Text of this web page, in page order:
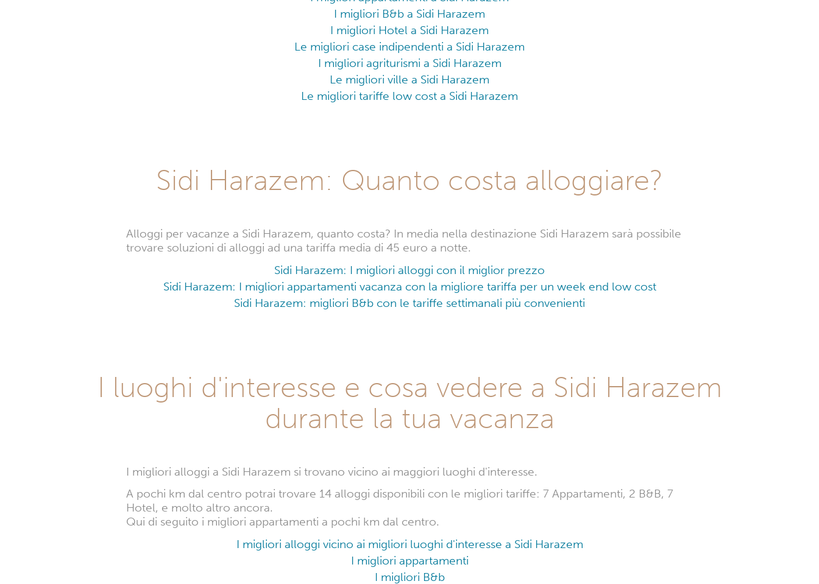
I migliori B&b a Sidi Harazem
I migliori Hotel a Sidi Harazem
Le migliori case indipendenti a Sidi Harazem
I migliori agriturismi a Sidi Harazem
Le migliori ville a Sidi Harazem
Le migliori tariffe low cost a Sidi Harazem
Sidi Harazem: Quanto costa alloggiare?
Alloggi per vacanze a Sidi Harazem, quanto costa? In media nella destinazione Sidi Harazem sarà possibile
trovare soluzioni di alloggi ad una tariffa media di 45 euro a notte.
Sidi Harazem: I migliori alloggi con il miglior prezzo
Sidi Harazem: I migliori appartamenti vacanza con la migliore tariffa per un week end low cost
Sidi Harazem: migliori B&b con le tariffe settimanali più convenienti
I luoghi d'interesse e cosa vedere a Sidi Harazem
durante la tua vacanza
I migliori alloggi a Sidi Harazem si trovano vicino ai maggiori luoghi d'interesse.
A pochi km dal centro potrai trovare 14 alloggi disponibili con le migliori tariffe: 7 Appartamenti, 2 B&B, 7
Hotel, e molto altro ancora.
Qui di seguito i migliori appartamenti a pochi km dal centro.
I migliori alloggi vicino ai migliori luoghi d'interesse a Sidi Harazem
I migliori appartamenti
I migliori B&b